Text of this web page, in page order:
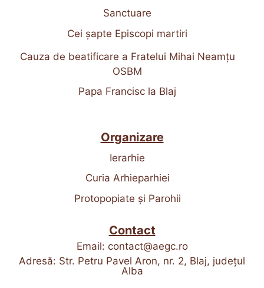
Sanctuare
Cei șapte Episcopi martiri
Cauza de beatificare a Fratelui Mihai Neamțu
OSBM
Papa Francisc la Blaj
Organizare
Ierarhie
Curia Arhieparhiei
Protopopiate și Parohii
Contact
Email: contact@aegc.ro
Adresă: Str. Petru Pavel Aron, nr. 2, Blaj, județul
Alba